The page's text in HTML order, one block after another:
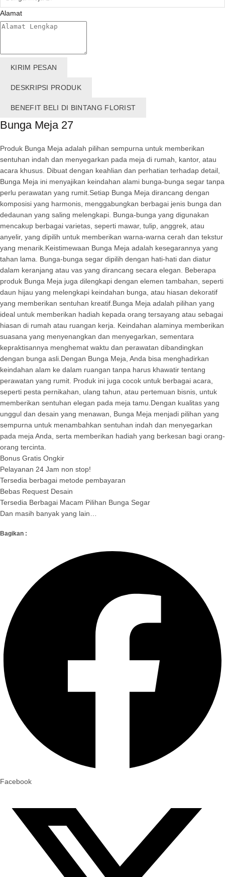
Alamat
KIRIM PESAN
DESKRIPSI PRODUK
BENEFIT BELI DI BINTANG FLORIST
Bunga Meja 27
Produk Bunga Meja adalah pilihan sempurna untuk memberikan
sentuhan indah dan menyegarkan pada meja di rumah, kantor, atau
acara khusus. Dibuat dengan keahlian dan perhatian terhadap detail,
Bunga Meja ini menyajikan keindahan alami bunga-bunga segar tanpa
perlu perawatan yang rumit.Setiap Bunga Meja dirancang dengan
komposisi yang harmonis, menggabungkan berbagai jenis bunga dan
dedaunan yang saling melengkapi. Bunga-bunga yang digunakan
mencakup berbagai varietas, seperti mawar, tulip, anggrek, atau
anyelir, yang dipilih untuk memberikan warna-warna cerah dan tekstur
yang menarik.Keistimewaan Bunga Meja adalah kesegarannya yang
tahan lama. Bunga-bunga segar dipilih dengan hati-hati dan diatur
dalam keranjang atau vas yang dirancang secara elegan. Beberapa
produk Bunga Meja juga dilengkapi dengan elemen tambahan, seperti
daun hijau yang melengkapi keindahan bunga, atau hiasan dekoratif
yang memberikan sentuhan kreatif.Bunga Meja adalah pilihan yang
ideal untuk memberikan hadiah kepada orang tersayang atau sebagai
hiasan di rumah atau ruangan kerja. Keindahan alaminya memberikan
suasana yang menyenangkan dan menyegarkan, sementara
kepraktisannya menghemat waktu dan perawatan dibandingkan
dengan bunga asli.Dengan Bunga Meja, Anda bisa menghadirkan
keindahan alam ke dalam ruangan tanpa harus khawatir tentang
perawatan yang rumit. Produk ini juga cocok untuk berbagai acara,
seperti pesta pernikahan, ulang tahun, atau pertemuan bisnis, untuk
memberikan sentuhan elegan pada meja tamu.Dengan kualitas yang
unggul dan desain yang menawan, Bunga Meja menjadi pilihan yang
sempurna untuk menambahkan sentuhan indah dan menyegarkan
pada meja Anda, serta memberikan hadiah yang berkesan bagi orang-
orang tercinta.
Bonus Gratis Ongkir
Pelayanan 24 Jam non stop!
Tersedia berbagai metode pembayaran
Bebas Request Desain
Tersedia Berbagai Macam Pilihan Bunga Segar
Dan masih banyak yang lain…
Bagikan :
Facebook